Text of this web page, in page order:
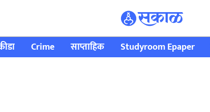
Crime साप्ताहिक Studyroom Epaper